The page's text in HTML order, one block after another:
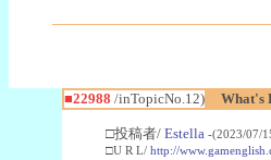
■22988 /inTopicNo.12) What's
□投稿者/ Estella -(2023/07/
□U R L/ http://